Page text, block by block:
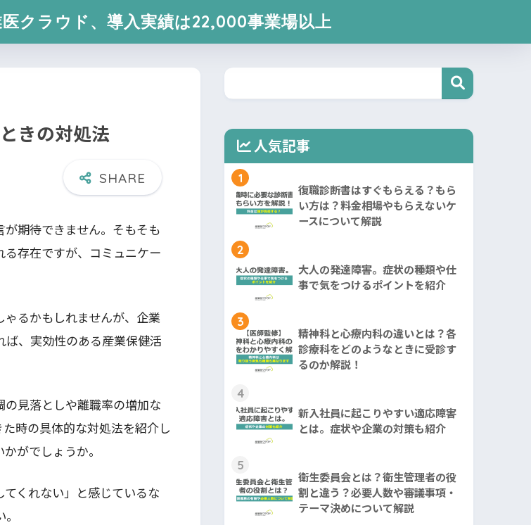
クラウド、導入実績は22,000事業場以上
きの対処法
期待できません。そもそも
存在ですが、コミュニケー
るかもしれませんが、企業
、実効性のある産業保健活
見落としや離職率の増加な
時の具体的な対処法を紹介し
がでしょうか。
くれない」と感じているな
人気記事
1
復職診断書はすぐもらえる？もら
い方は？料金相場やもらえないケ
ースについて解説
2
大人の発達障害。症状の種類や仕
事で気をつけるポイントを紹介
3
精神科と心療内科の違いとは？各
診療科をどのようなときに受診す
るのか解説！
4
新入社員に起こりやすい適応障害
とは。症状や企業の対策も紹介
5
衛生委員会とは？衛生管理者の役
割と違う？必要人数や審議事項・
テーマ決めについて解説